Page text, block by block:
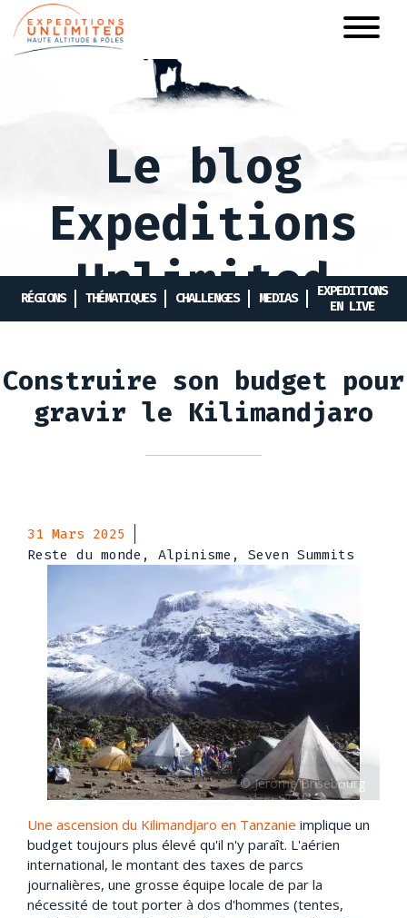
Aller
au
contenu
Le blog
Expeditions
Unlimited
RÉGIONS THÉMATIQUES CHALLENGES MEDIAS
EXPEDITIONS
EN LIVE
Construire son budget pour
gravir le Kilimandjaro
31 Mars 2025
Reste du monde, Alpinisme, Seven Summits
Une ascension du Kilimandjaro en Tanzanie implique un
budget toujours plus élevé qu'il n'y paraît. L'aérien
international, le montant des taxes de parcs
journalières, une grosse équipe locale de par la
nécessité de tout porter à dos d'hommes (tentes,